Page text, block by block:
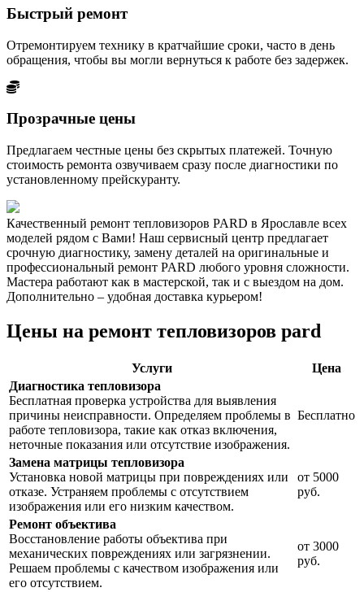
Быстрый ремонт
Отремонтируем технику в кратчайшие сроки, часто в день
обращения, чтобы вы могли вернуться к работе без задержек.
Прозрачные цены
Предлагаем честные цены без скрытых платежей. Точную
стоимость ремонта озвучиваем сразу после диагностики по
установленному прейскуранту.
Качественный ремонт тепловизоров PARD в Ярославле всех
моделей рядом с Вами! Наш сервисный центр предлагает
срочную диагностику, замену деталей на оригинальные и
профессиональный ремонт PARD любого уровня сложности.
Мастера работают как в мастерской, так и с выездом на дом.
Дополнительно – удобная доставка курьером!
Цены на ремонт тепловизоров pard
Услуги
Цена
Диагностика тепловизора
Бесплатная проверка устройства для выявления
причины неисправности. Определяем проблемы в
работе тепловизора, такие как отказ включения,
неточные показания или отсутствие изображения.
Бесплатно
Замена матрицы тепловизора
Установка новой матрицы при повреждениях или
отказе. Устраняем проблемы с отсутствием
изображения или его низким качеством.
от 5000
руб.
Ремонт объектива
Восстановление работы объектива при
механических повреждениях или загрязнении.
Решаем проблемы с качеством изображения или
его отсутствием.
от 3000
руб.